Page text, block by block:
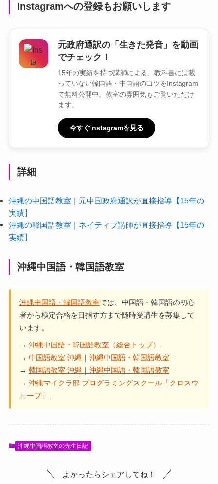
Instagramへの登録もお願いします
元政府通訳の「生きた発音」を動画
でチェック！
15年の実績を持つ講師による、教科書には載
っていない韓国語・中国語のコツをInstagram
で無料公開中。教室の雰囲気もご覧いただけ
ます。
今すぐInstagramを見る
詳細
沖縄の中国語教室｜元中国政府通訳が直接指導【15年の
実績】
沖縄の韓国語教室｜ネイティブ講師が直接指導【15年の
実績】
沖縄中国語・韓国語教室
沖縄中国語・韓国語教室では、中国語・韓国語の初心
者から検定合格を目指す方まで随時受講生を募集して
います。
→ 沖縄中国語・韓国語教室（総合トップ）
→ 中国語教室 沖縄｜沖縄中国語・韓国語教室
→ 韓国語教室 沖縄｜沖縄中国語・韓国語教室
→ 沖縄マイクラ部 プログラミングスクール「クロスウ
ェーブ」
沖縄中国語教室の先生日記
よかったらシェアしてね！